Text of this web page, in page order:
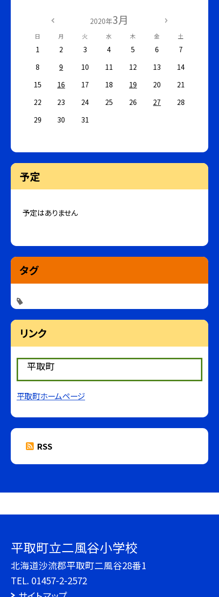
2020年3月
日 月 火 水 木 金 土
1 2 3 4 5 6
7
8
9 10 11 12 13
14
15
16 17 18 19 20
21
22
23 24 25 26 27
28
29
30 31
予定
予定はありません
タグ
リンク
平取町
平取町ホームページ
RSS
平取町立二風谷小学校
北海道沙流郡平取町二風谷28番1
TEL. 01457-2-2572